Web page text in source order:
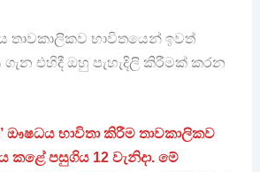
තාවකාලිකව භාවිතයෙන් ඉවත්
එහිදී ඔහු පැහැදිලි කිරීමක් කරන
ඖෂධය භාවිතා කිරීම තාවකාලිකව
පසුගිය 12 වැනිදා. මේ